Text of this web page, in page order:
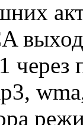
через